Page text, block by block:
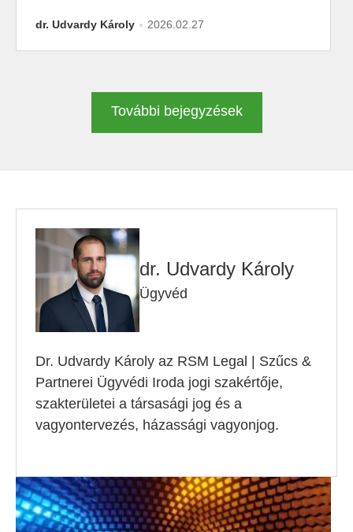
dr. Udvardy Károly 2026.02.27
További bejegyzések
dr. Udvardy Károly
Ügyvéd
Dr. Udvardy Károly az RSM Legal | Szűcs &
Partnerei Ügyvédi Iroda jogi szakértője,
szakterületei a társasági jog és a
vagyontervezés, házassági vagyonjog.